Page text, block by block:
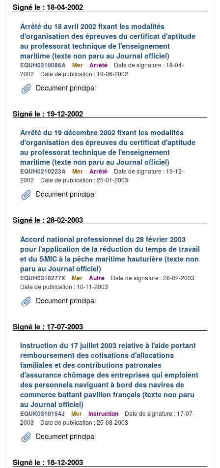
Signé le : 18-04-2002
Arrêté du 18 avril 2002 fixant les modalités
d'organisation des épreuves du certificat d'aptitude
au professorat technique de l'enseignement
maritime (texte non paru au Journal officiel)
EQUH0210086A Mer Arrêté
Date de signature : 18-04-
2002
Date de publication : 19-06-2002
Document principal
Signé le : 19-12-2002
Arrêté du 19 décembre 2002 fixant les modalités
d'organisation des épreuves du certificat d'aptitude
au professorat technique de l'enseignement
maritime (texte non paru au Journal officiel)
EQUH0210223A Mer Arrêté
Date de signature : 19-12-
2002
Date de publication : 25-01-2003
Document principal
Signé le : 28-02-2003
Accord national professionnel du 28 février 2003
pour l'application de la réduction du temps de travail
et du SMIC à la pêche maritime hauturière (texte non
paru au Journal officiel)
EQUH0310277X Mer Autre
Date de signature : 28-02-2003
Date de publication : 10-11-2003
Document principal
Signé le : 17-07-2003
Instruction du 17 juillet 2003 relative à l'aide portant
remboursement des cotisations d'allocations
familiales et des contributions patronales
d'assurance chômage des entreprises qui emploient
des personnels naviguant à bord des navires de
commerce battant pavillon français (texte non paru
au Journal officiel)
EQUK0310154J Mer Instruction
Date de signature : 17-07-
2003
Date de publication : 25-08-2003
Document principal
Signé le : 18-12-2003